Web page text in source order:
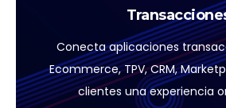
Conecta aplicaciones
Ecommerce, TPV, CRM,
clientes una experiencia